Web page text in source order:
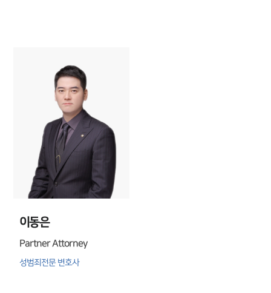
이동은
Partner Attorney
성범죄전문 변호사